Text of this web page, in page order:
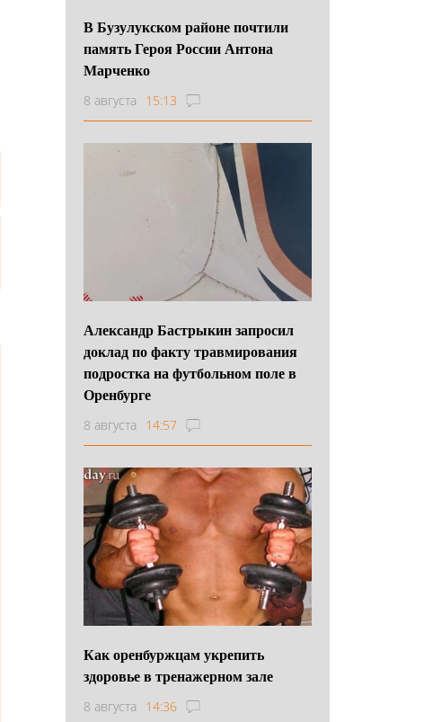
В Бузулукском районе почтили
память Героя России Антона
Марченко
8 августа 15:13
Александр Бастрыкин запросил
доклад по факту травмирования
подростка на футбольном поле в
Оренбурге
8 августа 14:57
Как оренбуржцам укрепить
здоровье в тренажерном зале
8 августа 14:36